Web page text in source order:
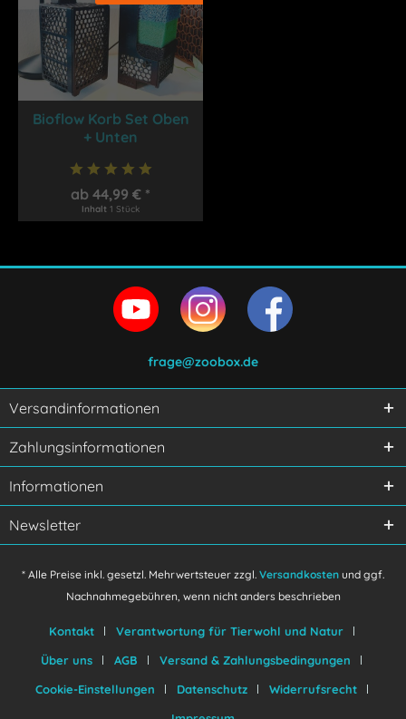
Bioflow Korb Set Oben
+ Unten
ab 44,99 € *
Inhalt1 Stück
frage@zoobox.de
Versandinformationen
Zahlungsinformationen
Informationen
Newsletter
* Alle Preise inkl. gesetzl. Mehrwertsteuer zzgl. Versandkosten und ggf.
Nachnahmegebühren, wenn nicht anders beschrieben
Kontakt
Verantwortung für Tierwohl und Natur
Über uns
AGB
Versand & Zahlungsbedingungen
Cookie-Einstellungen
Datenschutz
Widerrufsrecht